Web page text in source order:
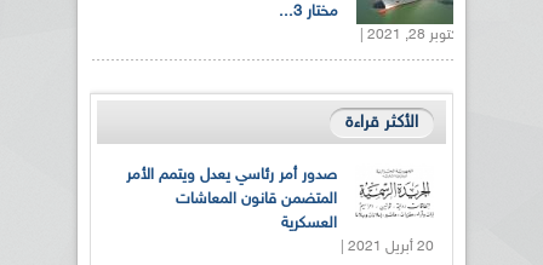
مختار 3...
أكتوبر 28, 2021 |
الأكثر قراءة
صدور أمر رئاسي يعدل ويتمم الأمر
المتضمن قانون المعاشات
العسكرية
20 أبريل 2021 |